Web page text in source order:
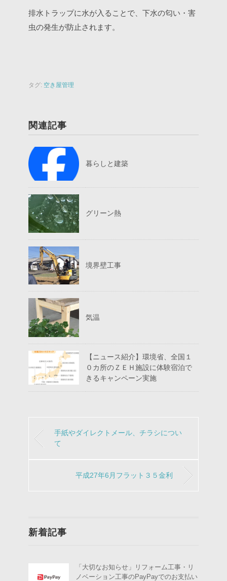
排水トラップに水が入ることで、下水の匂い・害
虫の発生が防止されます。
タグ: 空き屋管理
関連記事
暮らしと建築
グリーン熱
境界壁工事
気温
【ニュース紹介】環境省、全国１
０カ所のＺＥＨ施設に体験宿泊で
きるキャンペーン実施
手紙やダイレクトメール、チラシについ
て
平成27年6月フラット３５金利
新着記事
「大切なお知らせ」リフォーム工事・リ
ノベーション工事のPayPayでのお支払い